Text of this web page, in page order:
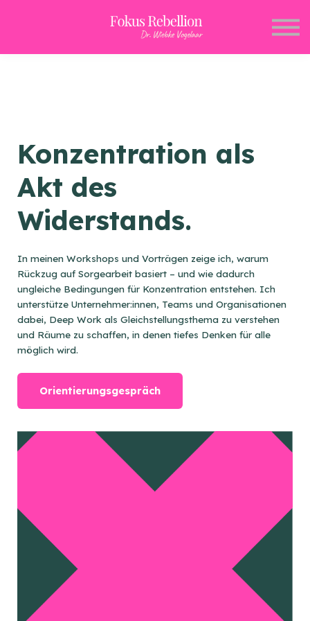
Konzentration als
Akt des
Widerstands.
In meinen Workshops und Vorträgen zeige ich, warum
Rückzug auf Sorgearbeit basiert – und wie dadurch
ungleiche Bedingungen für Konzentration entstehen. Ich
unterstütze Unternehmer:innen, Teams und Organisationen
dabei, Deep Work als Gleichstellungsthema zu verstehen
und Räume zu schaffen, in denen tiefes Denken für alle
möglich wird.
Orientierungsgespräch